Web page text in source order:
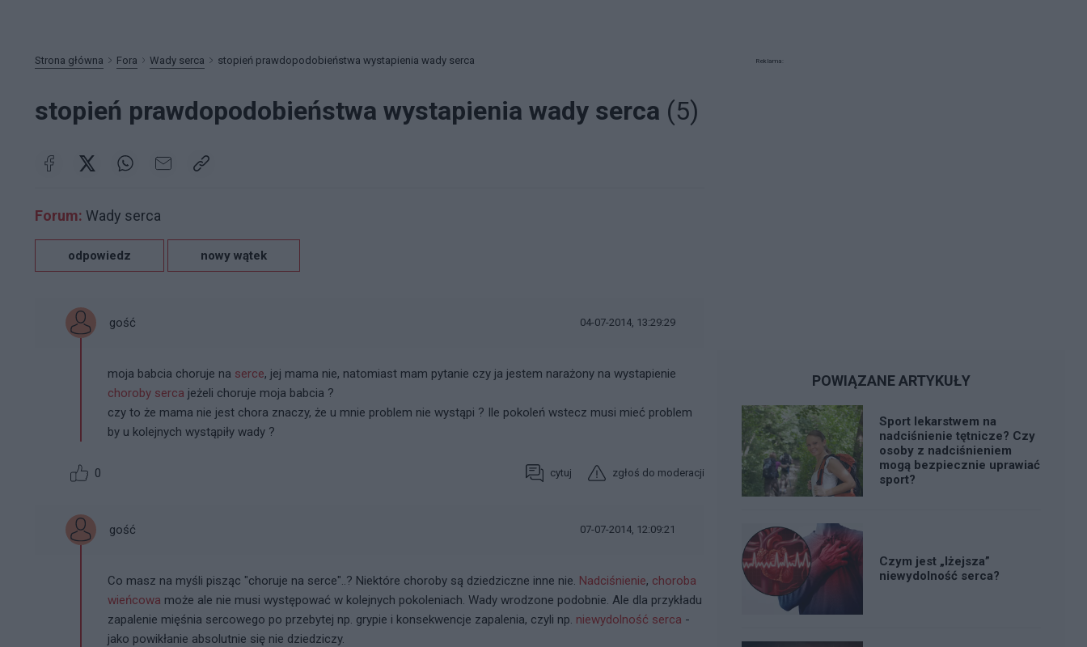
Strona główna Fora Wady serca stopień prawdopodobieństwa wystapienia wady serca
stopień prawdopodobieństwa wystapienia wady serca (5)
Forum: Wady serca
odpowiedz nowy wątek
gość 04-07-2014, 13:29:29
moja babcia choruje na serce, jej mama nie, natomiast mam pytanie czy ja jestem narażony na wystapienie
choroby serca jeżeli choruje moja babcia ?
czy to że mama nie jest chora znaczy, że u mnie problem nie wystąpi ? Ile pokoleń wstecz musi mieć problem
by u kolejnych wystąpiły wady ?
0 cytuj zgłoś do moderacji
gość 07-07-2014, 12:09:21
Co masz na myśli pisząc "choruje na serce"..? Niektóre choroby są dziedziczne inne nie. Nadciśnienie, choroba
wieńcowa może ale nie musi występować w kolejnych pokoleniach. Wady wrodzone podobnie. Ale dla przykładu
zapalenie mięśnia sercowego po przebytej np. grypie i konsekwencje zapalenia, czyli np. niewydolność serca -
jako powikłanie absolutnie się nie dziedziczy.
Reklama:
POWIĄZANE ARTYKUŁY
Sport lekarstwem na
nadciśnienie tętnicze? Czy
osoby z nadciśnieniem
mogą bezpiecznie uprawiać
sport?
Czym jest „lżejsza”
niewydolność serca?